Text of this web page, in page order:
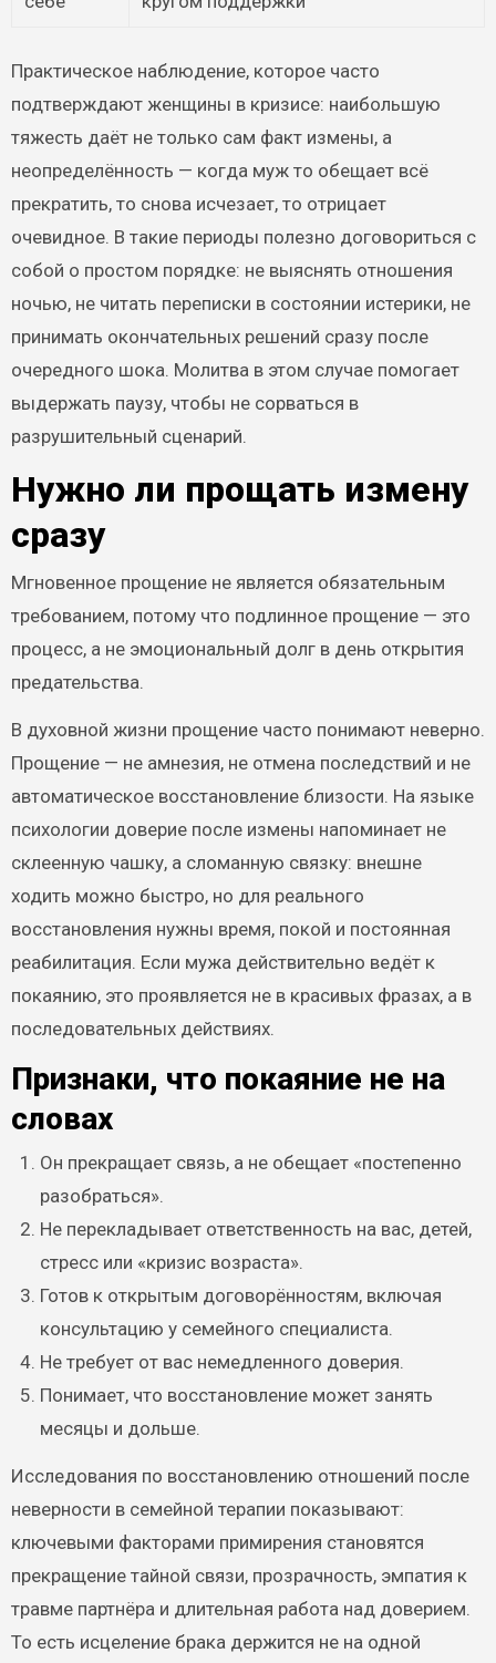
Практическое наблюдение, которое часто
подтверждают женщины в кризисе: наибольшую
тяжесть даёт не только сам факт измены, а
неопределённость — когда муж то обещает всё
прекратить, то снова исчезает, то отрицает
очевидное. В такие периоды полезно договориться с
собой о простом порядке: не выяснять отношения
ночью, не читать переписки в состоянии истерики, не
принимать окончательных решений сразу после
очередного шока. Молитва в этом случае помогает
выдержать паузу, чтобы не сорваться в
разрушительный сценарий.
Нужно ли прощать измену
сразу
Мгновенное прощение не является обязательным
требованием, потому что подлинное прощение — это
процесс, а не эмоциональный долг в день открытия
предательства.
В духовной жизни прощение часто понимают неверно.
Прощение — не амнезия, не отмена последствий и не
автоматическое восстановление близости. На языке
психологии доверие после измены напоминает не
склеенную чашку, а сломанную связку: внешне
ходить можно быстро, но для реального
восстановления нужны время, покой и постоянная
реабилитация. Если мужа действительно ведёт к
покаянию, это проявляется не в красивых фразах, а в
последовательных действиях.
Признаки, что покаяние не на
словах
Он прекращает связь, а не обещает «постепенно
разобраться».
Не перекладывает ответственность на вас, детей,
стресс или «кризис возраста».
Готов к открытым договорённостям, включая
консультацию у семейного специалиста.
Не требует от вас немедленного доверия.
Понимает, что восстановление может занять
месяцы и дольше.
Исследования по восстановлению отношений после
неверности в семейной терапии показывают:
ключевыми факторами примирения становятся
прекращение тайной связи, прозрачность, эмпатия к
травме партнёра и длительная работа над доверием.
То есть исцеление брака держится не на одной